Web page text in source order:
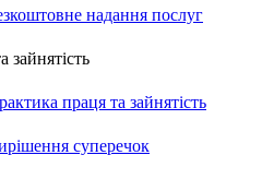
надання послуг
зайнятість
праця та зайнятість
суперечок